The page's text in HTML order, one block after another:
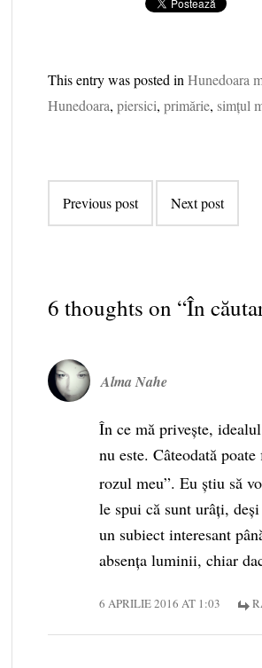
This entry was posted inHunedoara
Hunedoara,piersici,primărie,simțul
Post navigation
Previous post Next post
6 thoughts on “În
Alma Nahe
În ce mă priveşte,
nu este. Câteodată
rozul meu”. Eu ştiu să
le spui că sunt urâți,
un subiect interesant
absența luminii, chiar
6 APRILIE 2016 AT 1:03